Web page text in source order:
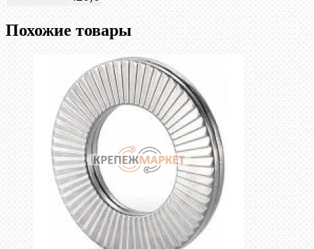
Похожие товары